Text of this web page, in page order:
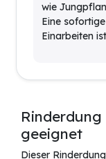
wie
Eine
Einarbeiten
geeignet
Dieser